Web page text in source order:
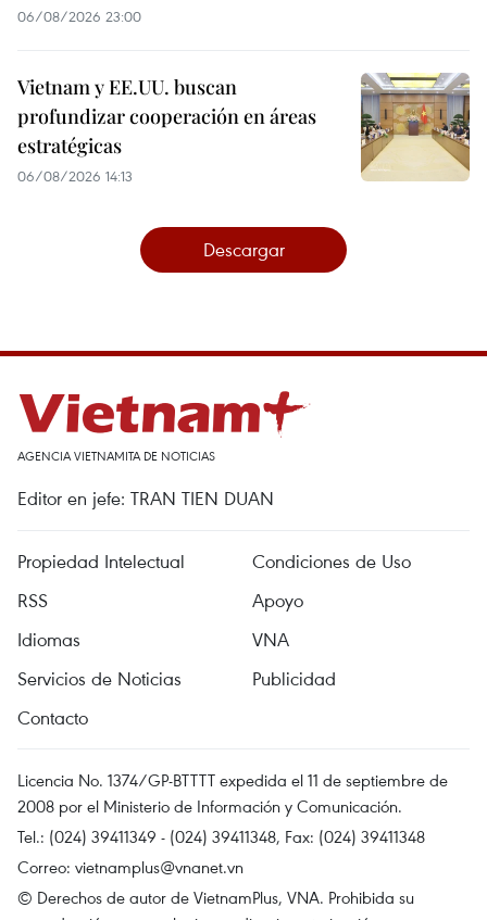
06/08/2026 23:00
Vietnam y EE.UU. buscan
profundizar cooperación en áreas
estratégicas
06/08/2026 14:13
Descargar
AGENCIA VIETNAMITA DE NOTICIAS
Editor en jefe: TRAN TIEN DUAN
Propiedad Intelectual
Condiciones de Uso
RSS
Apoyo
Idiomas
VNA
Servicios de Noticias
Publicidad
Contacto
Licencia No. 1374/GP-BTTTT expedida el 11 de septiembre de
2008 por el Ministerio de Información y Comunicación.
Tel.: (024) 39411349 - (024) 39411348, Fax: (024) 39411348
Correo: vietnamplus@vnanet.vn
© Derechos de autor de VietnamPlus, VNA. Prohibida su